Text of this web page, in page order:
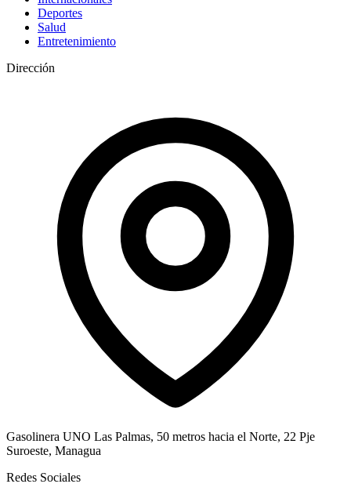
Deportes
Salud
Entretenimiento
Dirección
Gasolinera UNO Las Palmas, 50 metros hacia el Norte, 22 Pje
Suroeste, Managua
Redes Sociales